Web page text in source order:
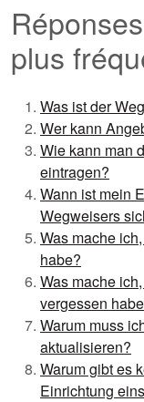
plus
Was ist der
Wer kann
Wie kann man
eintragen?
Wann ist mein
Wegweisers
Was mache
habe?
Was mache
vergessen
Warum muss
aktualisieren?
Warum gibt es
Einrichtung